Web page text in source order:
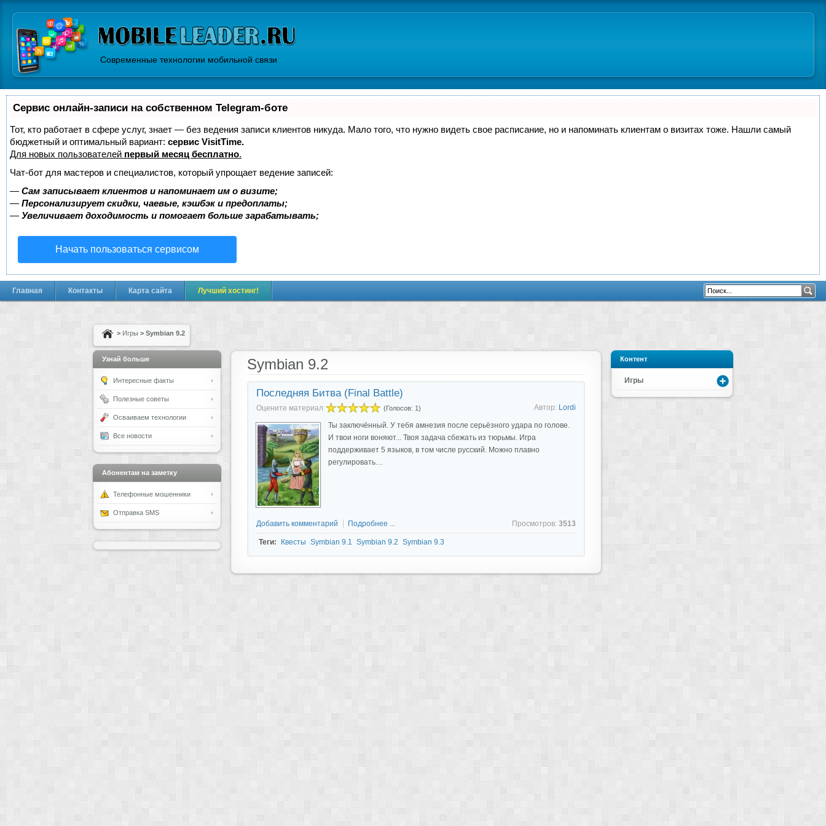
Современные технологии мобильной связи
Сервис онлайн-записи на собственном Telegram-боте
Тот, кто работает в сфере услуг, знает — без ведения записи клиентов никуда. Мало того, что нужно видеть свое расписание, но и напоминать клиентам о визитах тоже. Нашли самый
бюджетный и оптимальный вариант: сервис VisitTime.
Для новых пользователей первый месяц бесплатно.
Чат-бот для мастеров и специалистов, который упрощает ведение записей:
— Сам записывает клиентов и напоминает им о визите;
— Персонализирует скидки, чаевые, кэшбэк и предоплаты;
— Увеличивает доходимость и помогает больше зарабатывать;
Начать пользоваться сервисом
Главная Контакты Карта сайта Лучший хостинг!
> Игры > Symbian 9.2
Symbian 9.2
Последняя Битва (Final Battle)
Автор: Lordi
Оцените материал (Голосов: 1)
Ты заключённый. У тебя амнезия после серьёзного удара по голове.
И твои ноги воняют... Твоя задача сбежать из тюрьмы. Игра
поддерживает 5 языков, в том числе русский. Можно плавно
регулировать…
Просмотров:3513
Добавить комментарий Подробнее ...
Теги: Квесты Symbian 9.1 Symbian 9.2 Symbian 9.3
Контент
Игры
Узнай больше
Интересные факты
Полезные советы
Осваиваем технологии
Все новости
Абонентам на заметку
Телефонные мошенники
Отправка SMS